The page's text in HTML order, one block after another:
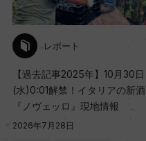
レポート
【過去記事2025年】10月30日
(水)0:01解禁！イタリアの新酒
『ノヴェッロ』現地情報
2026年7月28日